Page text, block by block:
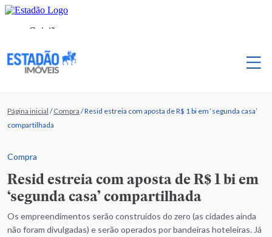
Página inicial /Compra /Resid estreia com aposta de R$ 1 bi em ‘segunda casa’
compartilhada
Compra
Resid estreia com aposta de R$ 1 bi em
‘segunda casa’ compartilhada
Os empreendimentos serão construídos do zero (as cidades ainda
não foram divulgadas) e serão operados por bandeiras hoteleiras. Já